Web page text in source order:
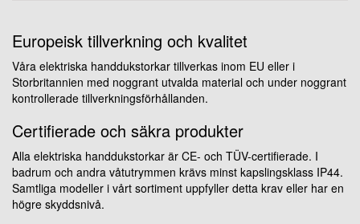
Europeisk tillverkning och kvalitet
Våra elektriska handdukstorkar tillverkas inom EU eller i
Storbritannien med noggrant utvalda material och under noggrant
kontrollerade tillverkningsförhållanden.
Certifierade och säkra produkter
Alla elektriska handdukstorkar är CE- och TÜV-certifierade. I
badrum och andra våtutrymmen krävs minst kapslingsklass IP44.
Samtliga modeller i vårt sortiment uppfyller detta krav eller har en
högre skyddsnivå.